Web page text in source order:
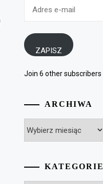
ZAPISZ
Join 6 other subscribers
ARCHIWA
KATEGORIE